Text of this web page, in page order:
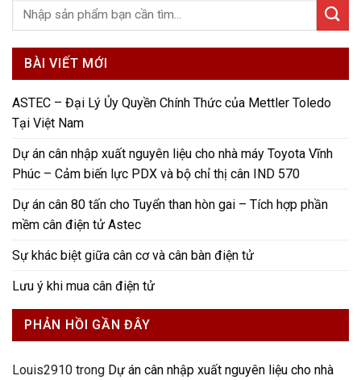
BÀI VIẾT MỚI
ASTEC – Đại Lý Ủy Quyền Chính Thức của Mettler Toledo
Tại Việt Nam
Dự án cân nhập xuất nguyên liệu cho nhà máy Toyota Vĩnh
Phúc – Cảm biến lực PDX và bộ chỉ thị cân IND 570
Dự án cân 80 tấn cho Tuyển than hòn gai – Tích hợp phần
mềm cân điện tử Astec
Sự khác biệt giữa cân cơ và cân bàn điện tử
Lưu ý khi mua cân điện tử
PHẢN HỒI GẦN ĐÂY
Louis2910 trong Dự án cân nhập xuất nguyên liệu cho nhà